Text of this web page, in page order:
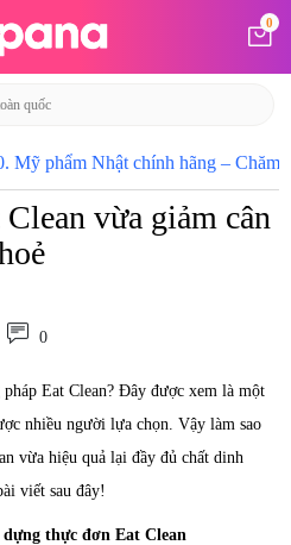
0
Mỹ phẩm Nhật chính hãng – Chăm
vừa giảm cân
0
Eat Clean? Đây được xem là một
nhiều người lựa chọn. Vậy làm sao
vừa hiệu quả lại đầy đủ chất dinh
viết sau đây!
thực đơn Eat Clean